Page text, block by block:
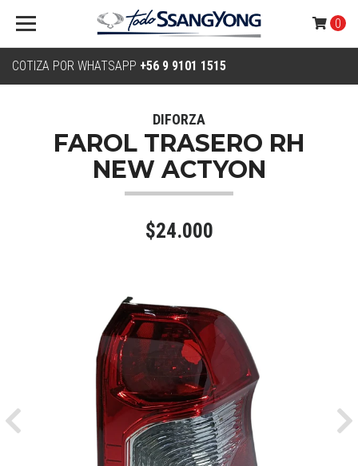
COTIZA POR WHATSAPP +56 9 9101 1515
0
DIFORZA
FAROL TRASERO RH
NEW ACTYON
$24.000
Previous